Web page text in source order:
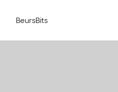
BeursBits